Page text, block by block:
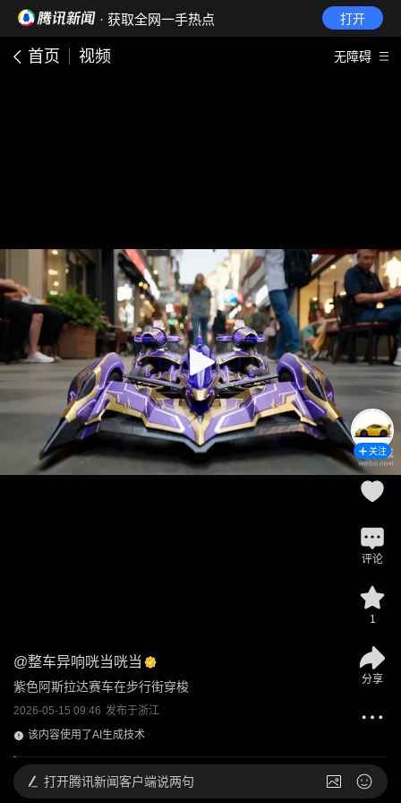
· 获取全网一手热点 打开
首页 视频 无障碍
@整车异响咣当咣当
紫色阿斯拉达赛车在步行街穿梭
2026-05-15 09:46 发布于浙江
该内容使用了AI生成技术
关注
评论
1
分享
打开腾讯新闻客户端说两句